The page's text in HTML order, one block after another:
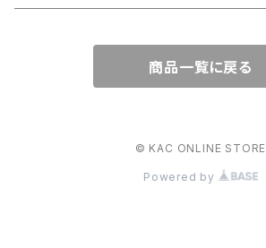
商品一覧に戻る
© KAC ONLINE STORE
Powered by